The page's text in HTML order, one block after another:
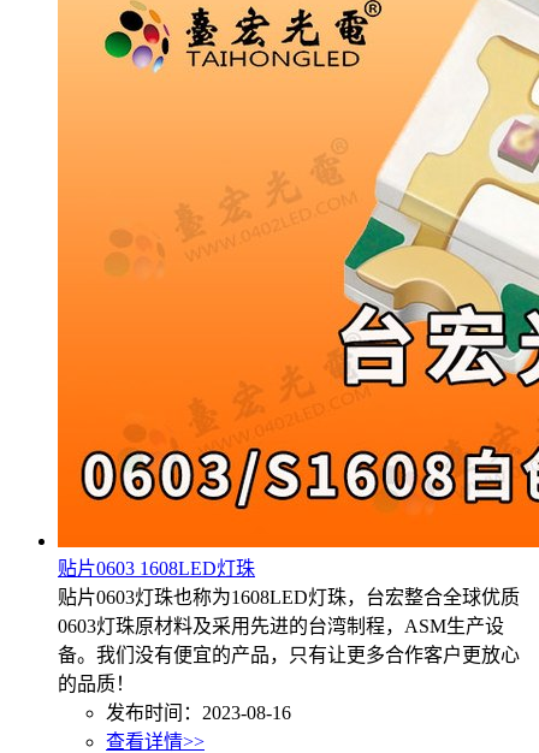
贴片0603 1608LED灯珠
贴片0603灯珠也称为1608LED灯珠，台宏整合全球优质
0603灯珠原材料及采用先进的台湾制程，ASM生产设
备。我们没有便宜的产品，只有让更多合作客户更放心
的品质！
发布时间：2023-08-16
查看详情>>